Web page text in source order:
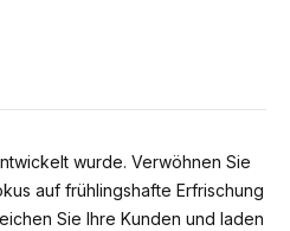
wurde. Verwöhnen Sie
auf frühlingshafte Erfrischung
Sie Ihre Kunden und laden